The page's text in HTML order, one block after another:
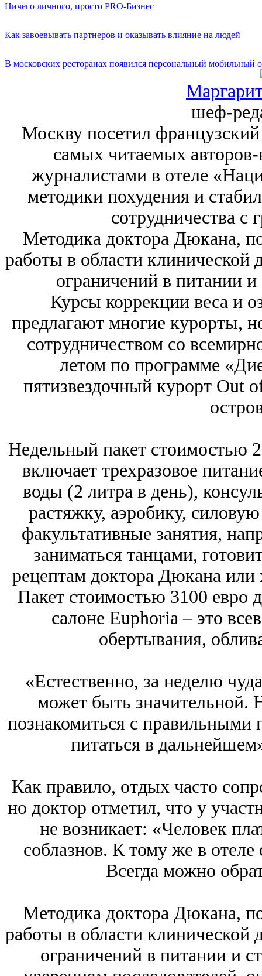
Ничего личного, просто PRO-Бизнес
Как завоевывать партнеров и оказывать влияние на людей
В московских ресторанах появился персональный мобильный
шеф-
Москву посетил
самых читаемых
журналистами в отеле
методики похудения и
сотрудничества с
Методика доктора Дюкана,
работы в области клинической
ограничений в питании и
Курсы коррекции веса и
предлагают многие курорты,
сотрудничеством со
летом по программе
пятизвездочный курорт Out
Недельный пакет стоимостью
включает трехразовое
воды (2 литра в день),
растяжку, аэробику,
факультативные занятия,
заниматься танцами,
рецептам доктора Дюкана или
Пакет стоимостью 3100 евро
салоне Euphoria – это
обертывания,
«Естественно, за неделю
может быть значительной.
познакомиться с правильными
питаться в
Как правило, отдых часто
но доктор отметил, что у
не возникает: «Человек
соблазнов. К тому же в отеле
Всегда можно
Методика доктора Дюкана,
работы в области клинической
ограничений в питании и